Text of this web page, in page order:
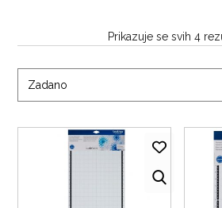
Prikazuje se svih 4